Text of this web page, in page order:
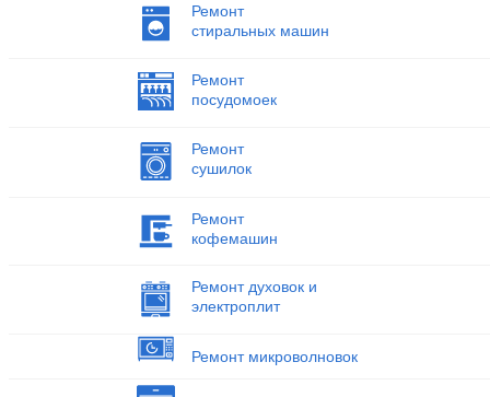
Ремонт
стиральных машин
Ремонт
посудомоек
Ремонт
сушилок
Ремонт
кофемашин
Ремонт духовок и
электроплит
Ремонт микроволновок